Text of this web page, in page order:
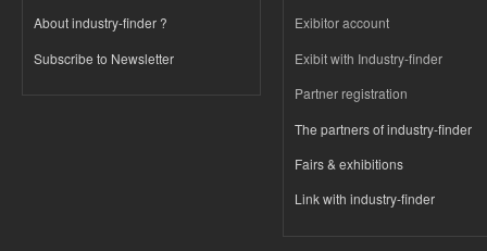
About industry-finder ?
Subscribe to Newsletter
Exibitor account
Exibit with Industry-finder
Partner registration
The partners of industry-finder
Fairs & exhibitions
Link with industry-finder